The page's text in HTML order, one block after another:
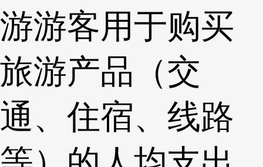
游游客用于购买
旅游产品（交
通、住宿、线路